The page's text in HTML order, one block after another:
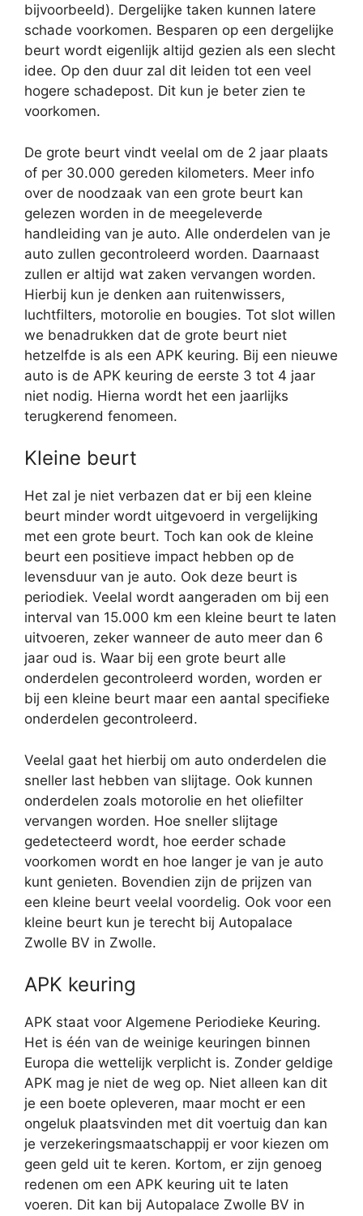
bijvoorbeeld). Dergelijke taken kunnen latere
schade voorkomen. Besparen op een dergelijke
beurt wordt eigenlijk altijd gezien als een slecht
idee. Op den duur zal dit leiden tot een veel
hogere schadepost. Dit kun je beter zien te
voorkomen.
De grote beurt vindt veelal om de 2 jaar plaats
of per 30.000 gereden kilometers. Meer info
over de noodzaak van een grote beurt kan
gelezen worden in de meegeleverde
handleiding van je auto. Alle onderdelen van je
auto zullen gecontroleerd worden. Daarnaast
zullen er altijd wat zaken vervangen worden.
Hierbij kun je denken aan ruitenwissers,
luchtfilters, motorolie en bougies. Tot slot willen
we benadrukken dat de grote beurt niet
hetzelfde is als een APK keuring. Bij een nieuwe
auto is de APK keuring de eerste 3 tot 4 jaar
niet nodig. Hierna wordt het een jaarlijks
terugkerend fenomeen.
Kleine beurt
Het zal je niet verbazen dat er bij een kleine
beurt minder wordt uitgevoerd in vergelijking
met een grote beurt. Toch kan ook de kleine
beurt een positieve impact hebben op de
levensduur van je auto. Ook deze beurt is
periodiek. Veelal wordt aangeraden om bij een
interval van 15.000 km een kleine beurt te laten
uitvoeren, zeker wanneer de auto meer dan 6
jaar oud is. Waar bij een grote beurt alle
onderdelen gecontroleerd worden, worden er
bij een kleine beurt maar een aantal specifieke
onderdelen gecontroleerd.
Veelal gaat het hierbij om auto onderdelen die
sneller last hebben van slijtage. Ook kunnen
onderdelen zoals motorolie en het oliefilter
vervangen worden. Hoe sneller slijtage
gedetecteerd wordt, hoe eerder schade
voorkomen wordt en hoe langer je van je auto
kunt genieten. Bovendien zijn de prijzen van
een kleine beurt veelal voordelig. Ook voor een
kleine beurt kun je terecht bij Autopalace
Zwolle BV in Zwolle.
APK keuring
APK staat voor Algemene Periodieke Keuring.
Het is één van de weinige keuringen binnen
Europa die wettelijk verplicht is. Zonder geldige
APK mag je niet de weg op. Niet alleen kan dit
je een boete opleveren, maar mocht er een
ongeluk plaatsvinden met dit voertuig dan kan
je verzekeringsmaatschappij er voor kiezen om
geen geld uit te keren. Kortom, er zijn genoeg
redenen om een APK keuring uit te laten
voeren. Dit kan bij Autopalace Zwolle BV in